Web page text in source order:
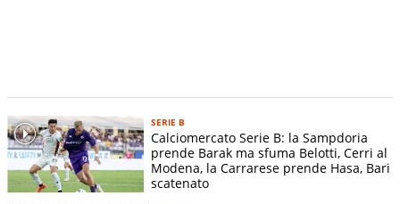
SERIE B
Calciomercato Serie B: la Sampdoria
prende Barak ma sfuma Belotti, Cerri al
Modena, la Carrarese prende Hasa, Bari
scatenato